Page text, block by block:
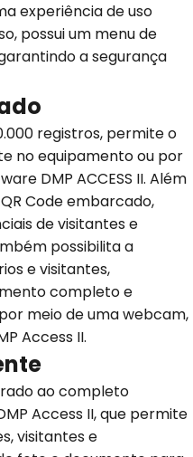
experiência de uso
possui um menu de
a segurança
registros, permite o
no equipamento ou por
DMP ACCESS II. Além
Code embarcado,
de visitantes e
possibilita a
e visitantes,
completo e
meio de uma webcam,
Access II.
ao completo
Access II, que permite
visitantes e